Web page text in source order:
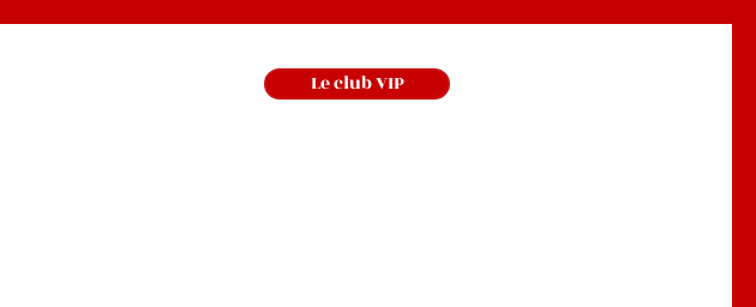
Le club VIP